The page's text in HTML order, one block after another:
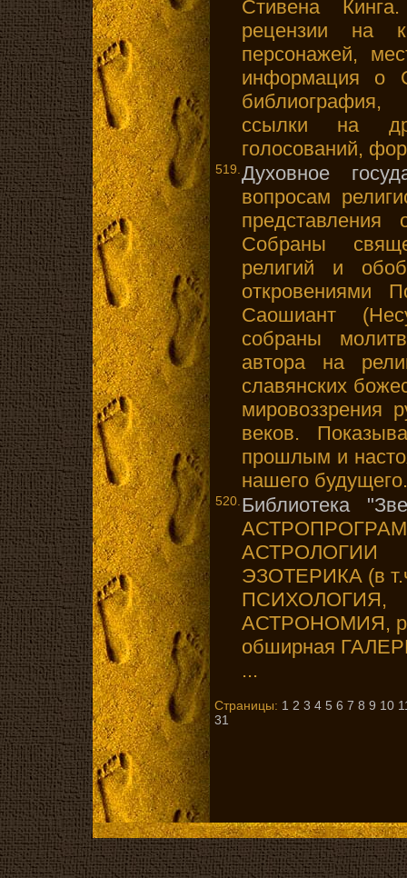
Стивена
рецензии на
персонажей,
информация о
ссылки на
голосований,
519. Духовное
вопросам
Собраны
религий и
откровениями
Саошиант
собраны
автора на
славянских
мировоззрения
веков.
прошлым и
нашего будущего.
520. Библиотека
ЭЗОТЕРИКА (в
АСТРОНОМИЯ,
обширная
...
Страницы: 1 2 3 4 5 6 7 8 9 10
31